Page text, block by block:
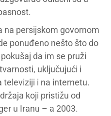
na persijskom govornom
ponuđeno nešto što do
da im se pruži
uključujući i
televiziji i na internetu.
koji pristižu od
u Iranu – a 2003.